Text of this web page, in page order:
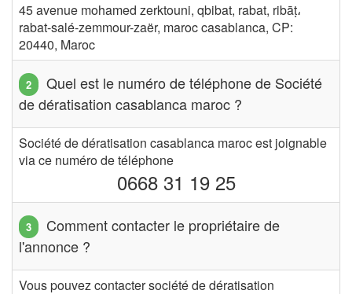
45 avenue mohamed zerktouni, qbibat, rabat, ribāṭ،
rabat-salé-zemmour-zaër, maroc casablanca, CP:
20440, Maroc
Quel est le numéro de téléphone de Société
de dératisation casablanca maroc ?
Société de dératisation casablanca maroc est joignable
via ce numéro de téléphone
0668 31 19 25
Comment contacter le propriétaire de
l'annonce ?
Vous pouvez contacter société de dératisation